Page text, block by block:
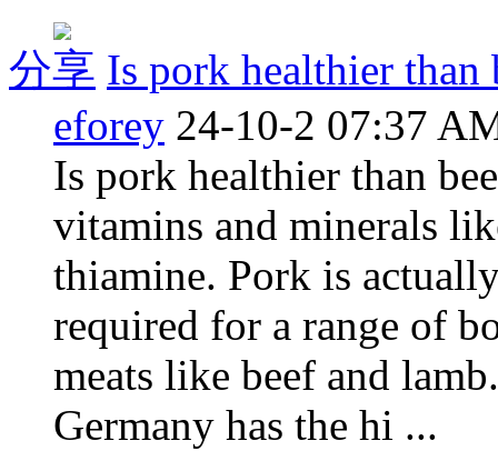
分享 Is pork healthier than
eforey 24-10-2 07:37
Is pork healthier than
vitamins and minerals
thiamine. Pork is
required for a range of
meats like beef and
Germany has the hi ...